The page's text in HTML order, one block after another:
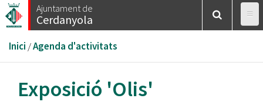
Vés
al
Ajuntament de
Cerdanyola
Esteu
aquí
Inici /Agenda d'activitats
Exposició 'Olis'